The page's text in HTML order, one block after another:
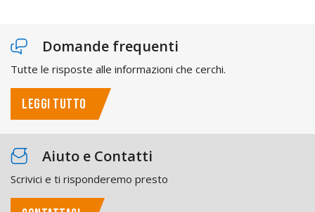
Domande frequenti
Tutte le risposte alle informazioni che cerchi.
LEGGI TUTTO
Aiuto e Contatti
Scrivici e ti risponderemo presto